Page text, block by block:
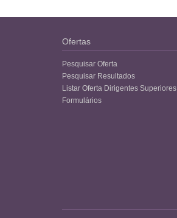
Ofertas
Pesquisar Oferta
Pesquisar Resultados
Listar Oferta Dirigentes Superiores
Formulários